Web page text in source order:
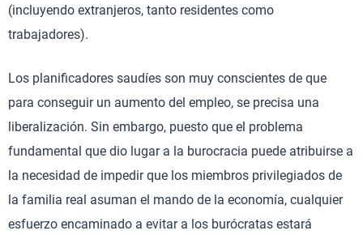
(incluyendo extranjeros, tanto residentes como
trabajadores).
Los planificadores saudíes son muy conscientes de que
para conseguir un aumento del empleo, se precisa una
liberalización. Sin embargo, puesto que el problema
fundamental que dio lugar a la burocracia puede atribuirse a
la necesidad de impedir que los miembros privilegiados de
la familia real asuman el mando de la economía, cualquier
esfuerzo encaminado a evitar a los burócratas estará